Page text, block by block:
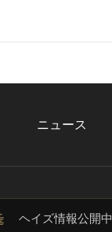
ニュース
ヘイズ情報公開中